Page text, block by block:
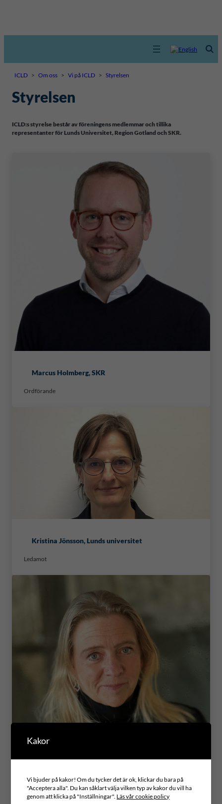
ICLD > Om oss > Vi på ICLD > Styrelsen
Styrelsen
ICLD:s styrelse består av föreningens medlemmar och tillika
representanter för Lunds Universitet, Region Gotland och SKR.
Marcus Holmberg, SKR
Ordförande
Kristina Jönsson, Lunds universitet
Ledamot
Meit Fohlin, Region Gotland
Kakor
Vi bjuder på kakor! Om du tycker det är ok, klickar du bara på
"Acceptera alla". Du kan såklart välja vilken typ av kakor du vill ha
genom att klicka på "Inställningar". Läs vår cookie policy